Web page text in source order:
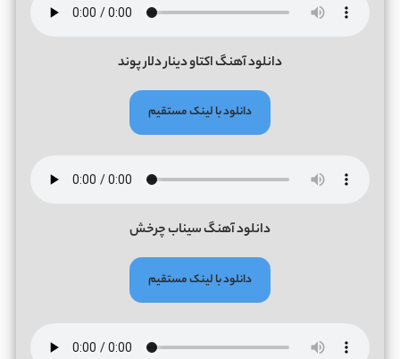
دانلود آهنگ اکتاو دینار دلار پوند
دانلود با لینک مستقیم
دانلود آهنگ سیناب چرخش
دانلود با لینک مستقیم